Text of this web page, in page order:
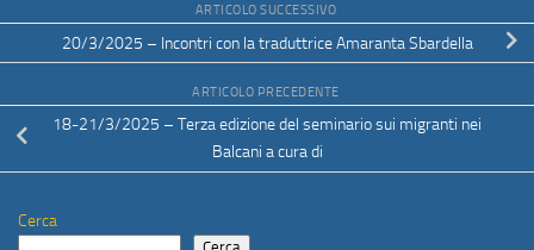
ARTICOLO SUCCESSIVO
20/3/2025 – Incontri con la traduttrice Amaranta Sbardella
ARTICOLO PRECEDENTE
18-21/3/2025 – Terza edizione del seminario sui migranti nei
Balcani a cura di
Cerca